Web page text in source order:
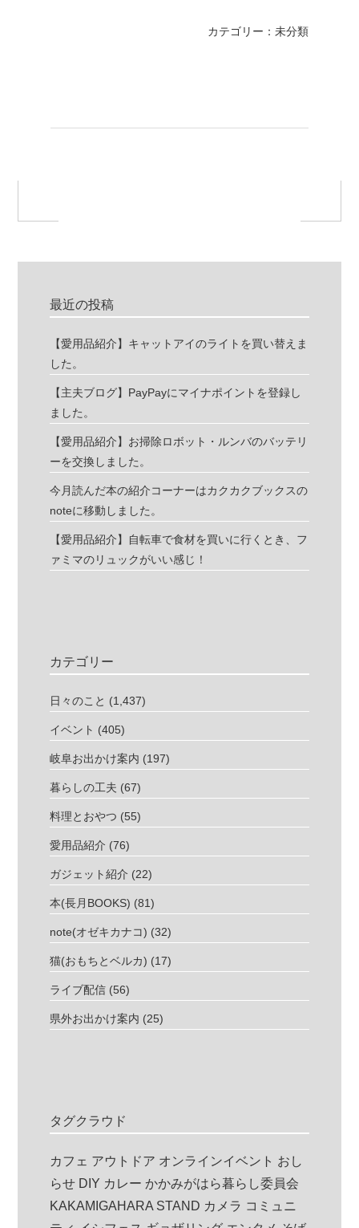
カテゴリー：未分類
最近の投稿
【愛用品紹介】キャットアイのライトを買い替えま
した。
【主夫ブログ】PayPayにマイナポイントを登録し
ました。
【愛用品紹介】お掃除ロボット・ルンバのバッテリ
ーを交換しました。
今月読んだ本の紹介コーナーはカクカクブックスの
noteに移動しました。
【愛用品紹介】自転車で食材を買いに行くとき、フ
ァミマのリュックがいい感じ！
カテゴリー
日々のこと (1,437)
イベント (405)
岐阜お出かけ案内 (197)
暮らしの工夫 (67)
料理とおやつ (55)
愛用品紹介 (76)
ガジェット紹介 (22)
本(長月BOOKS) (81)
note(オゼキカナコ) (32)
猫(おもちとベルカ) (17)
ライブ配信 (56)
県外お出かけ案内 (25)
タグクラウド
カフェ アウトドア オンラインイベント おし
らせ DIY カレー かかみがはら暮らし委員会
KAKAMIGAHARA STAND カメラ コミュニ